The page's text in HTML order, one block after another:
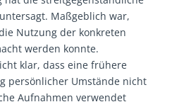
Maßgeblich war,
Nutzung der konkreten
werden konnte.
klar, dass eine frühere
persönlicher Umstände nicht
Aufnahmen verwendet